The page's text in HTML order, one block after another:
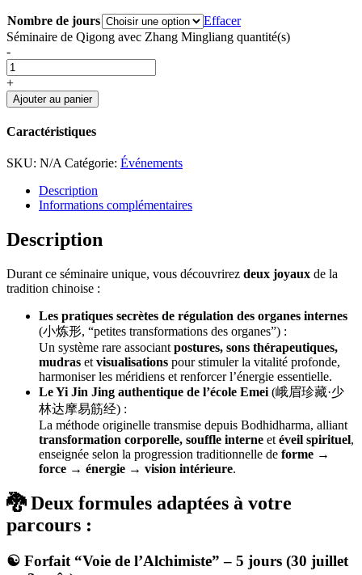
Nombre de jours
Effacer
Séminaire de Qigong avec Zhang Mingliang quantité(s)
-
+
Ajouter au panier
Caractéristiques
SKU: N/A Catégorie: Événements
Description
Informations complémentaires
Description
Durant ce séminaire unique, vous découvrirez deux joyaux de la
tradition chinoise :
Les pratiques secrètes de régulation des organes internes
(小炼形, “petites transformations des organes”) :
Un système rare associant postures, sons thérapeutiques,
mudras et visualisations pour stimuler la vitalité profonde,
harmoniser les méridiens et renforcer l’énergie essentielle.
Le Yi Jin Jing authentique de l’école Emei (峨眉珍藏·少
林达摩易筋经) :
La méthode originelle transmise depuis Bodhidharma, alliant
transformation corporelle, souffle interne et éveil spirituel,
enseignée selon la progression traditionnelle de forme →
force → énergie → vision intérieure.
🐉 Deux formules adaptées à votre
parcours :
☯️ Forfait “Voie de l’Alchimiste” – 5 jours (30 juillet